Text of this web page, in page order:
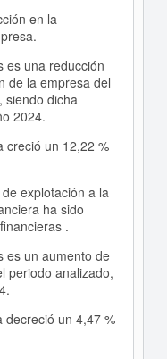
en la
es una reducción
de la empresa del
siendo dicha
2024.
creció un 12,22 %
explotación a la
ha sido
.
es un aumento de
periodo analizado,
decreció un 4,47 %